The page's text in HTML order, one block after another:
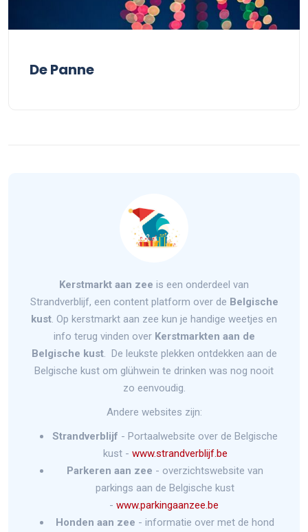
De Panne
Kerstmarkt aan zee is een onderdeel van
Strandverblijf, een content platform over de Belgische
kust. Op kerstmarkt aan zee kun je handige weetjes en
info terug vinden over Kerstmarkten aan de
Belgische kust. De leukste plekken ontdekken aan de
Belgische kust om glühwein te drinken was nog nooit
zo eenvoudig.
Andere websites zijn:
Strandverblijf - Portaalwebsite over de Belgische
kust - www.strandverblijf.be
Parkeren aan zee - overzichtswebsite van
parkings aan de Belgische kust
- www.parkingaanzee.be
Honden aan zee - informatie over met de hond